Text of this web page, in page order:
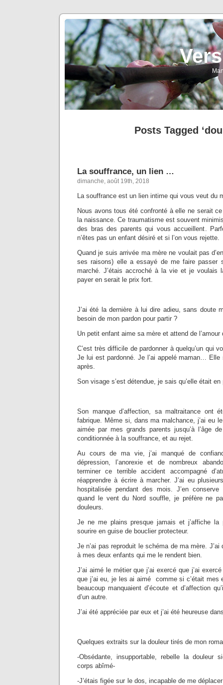
Posts Tagged
La souffrance, un lien …
dimanche, août 19th, 2018
La souffrance est un lien intime qui vous veut du
Nous avons tous été confronté à elle ne serait
la naissance. Ce traumatisme est souvent
des bras des parents qui vous accueillent.
n’êtes pas un enfant désiré et si l’on vous rejette.
Quand je suis arrivée ma mère ne voulait pas
ses raisons) elle a essayé de me faire passer
marché. J’étais accroché à la vie et je
payer en serait le prix fort.
J’ai été la dernière à lui dire adieu, sans doute
besoin de mon pardon pour partir ?
Un petit enfant aime sa mère et attend de l’amour
C’est très difficile de pardonner à quelqu’un qui
Je lui est pardonné. Je l’ai appelé maman… Elle
après.
Son visage s’est détendue, je sais qu’elle était en
Son manque d’affection, sa maltraitance ont
fabrique. Même si, dans ma malchance, j’ai eu
aimée par mes grands parents jusqu’à l’âge
conditionnée à la souffrance, et au rejet.
Au cours de ma vie, j’ai manqué de
dépression, l’anorexie et de nombreux
terminer ce terrible accident accompagné
réapprendre à écrire à marcher. J’ai eu
hospitalisée pendant des mois. J’en
quand le vent du Nord souffle, je préfère ne
douleurs.
Je ne me plains presque jamais et j’affiche la
sourire en guise de bouclier protecteur.
Je n’ai pas reproduit le schéma de ma mère. J’ai
à mes deux enfants qui me le rendent bien.
J’ai aimé le métier que j’ai exercé que j’ai
que j’ai eu, je les ai aimé comme si c’était mes
beaucoup manquaient d’écoute et d’affection
d’un autre.
J’ai été appréciée par eux et j’ai été heureuse
Quelques extraits sur la douleur tirés de mon
-Obsédante, insupportable, rebelle la douleur
corps abîmé-
-J’étais figée sur le dos, incapable de me